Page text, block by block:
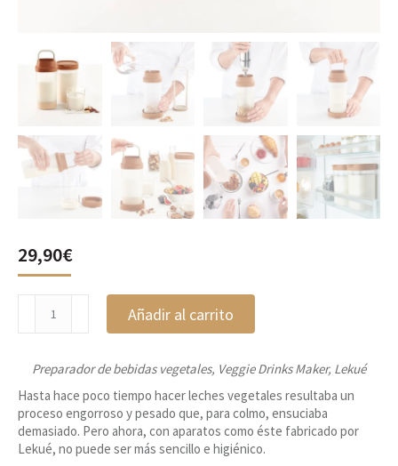
29,90€
Drinks
Maker,
cantidad
Añadir al carrito
Preparador de bebidas vegetales, Veggie Drinks Maker, Lekué
Hasta hace poco tiempo hacer leches vegetales resultaba un
proceso engorroso y pesado que, para colmo, ensuciaba
demasiado. Pero ahora, con aparatos como éste fabricado por
Lekué, no puede ser más sencillo e higiénico.